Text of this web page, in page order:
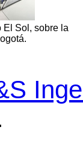
El Sol, sobre la